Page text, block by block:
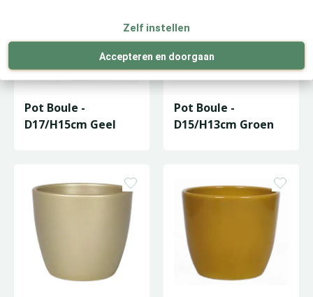
Zelf instellen
Accepteren en doorgaan
Pot Boule -
D17/H15cm Geel
Pot Boule -
D15/H13cm Groen